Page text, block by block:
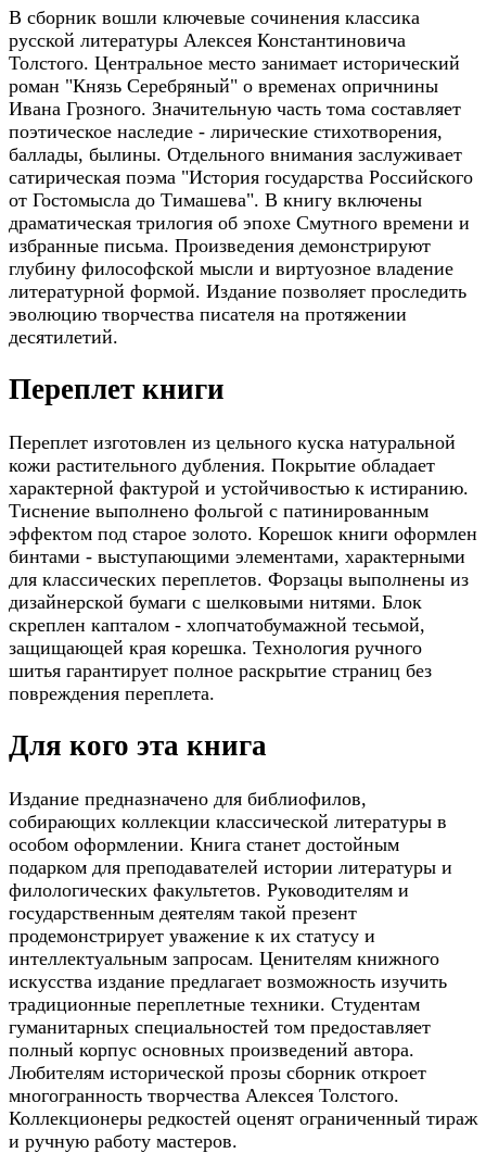
В сборник вошли ключевые сочинения классика
русской литературы Алексея Константиновича
Толстого. Центральное место занимает исторический
роман "Князь Серебряный" о временах опричнины
Ивана Грозного. Значительную часть тома составляет
поэтическое наследие - лирические стихотворения,
баллады, былины. Отдельного внимания заслуживает
сатирическая поэма "История государства Российского
от Гостомысла до Тимашева". В книгу включены
драматическая трилогия об эпохе Смутного времени и
избранные письма. Произведения демонстрируют
глубину философской мысли и виртуозное владение
литературной формой. Издание позволяет проследить
эволюцию творчества писателя на протяжении
десятилетий.
Переплет книги
Переплет изготовлен из цельного куска натуральной
кожи растительного дубления. Покрытие обладает
характерной фактурой и устойчивостью к истиранию.
Тиснение выполнено фольгой с патинированным
эффектом под старое золото. Корешок книги оформлен
бинтами - выступающими элементами, характерными
для классических переплетов. Форзацы выполнены из
дизайнерской бумаги с шелковыми нитями. Блок
скреплен капталом - хлопчатобумажной тесьмой,
защищающей края корешка. Технология ручного
шитья гарантирует полное раскрытие страниц без
повреждения переплета.
Для кого эта книга
Издание предназначено для библиофилов,
собирающих коллекции классической литературы в
особом оформлении. Книга станет достойным
подарком для преподавателей истории литературы и
филологических факультетов. Руководителям и
государственным деятелям такой презент
продемонстрирует уважение к их статусу и
интеллектуальным запросам. Ценителям книжного
искусства издание предлагает возможность изучить
традиционные переплетные техники. Студентам
гуманитарных специальностей том предоставляет
полный корпус основных произведений автора.
Любителям исторической прозы сборник откроет
многогранность творчества Алексея Толстого.
Коллекционеры редкостей оценят ограниченный тираж
и ручную работу мастеров.